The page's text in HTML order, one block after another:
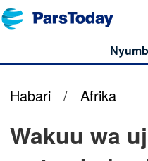
Habari / Afrika
Wakuu wa